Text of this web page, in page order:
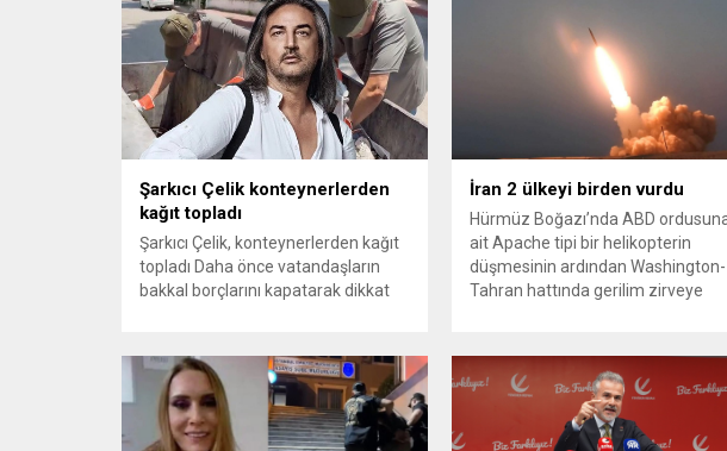
Şarkıcı Çelik konteynerlerden
kağıt topladı
Şarkıcı Çelik, konteynerlerden kağıt
topladı Daha önce vatandaşların
bakkal borçlarını kapatarak dikkat
Çelik, Samsun’un İlkadım ilçesinde
çöpten kağıt toplayarak geçimini
sağlayan Serpil Hanım’a destek
oldu. Çelik, sokaklardaki
İran 2 ülkeyi birden vurdu
Hürmüz Boğazı’nda ABD
ait Apache tipi bir helikopterin
düşmesinin ardından Washington-
Tahran hattında gerilim zirveye
savunma sistemleri ve radarları
vurmasına, İran Devrim
Bahreyn ve Ürdün’deki Amerikan
askeri üslerini hedef alarak sert